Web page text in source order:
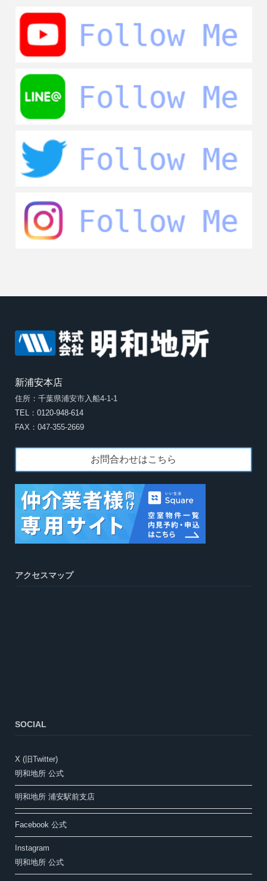
新浦安本店
住所：千葉県浦安市入船4-1-1
TEL：0120-948-614
FAX：047-355-2669
お問合わせはこちら
アクセスマップ
SOCIAL
X (旧Twitter)
明和地所 公式
明和地所 浦安駅前支店
Facebook 公式
Instagram
明和地所 公式